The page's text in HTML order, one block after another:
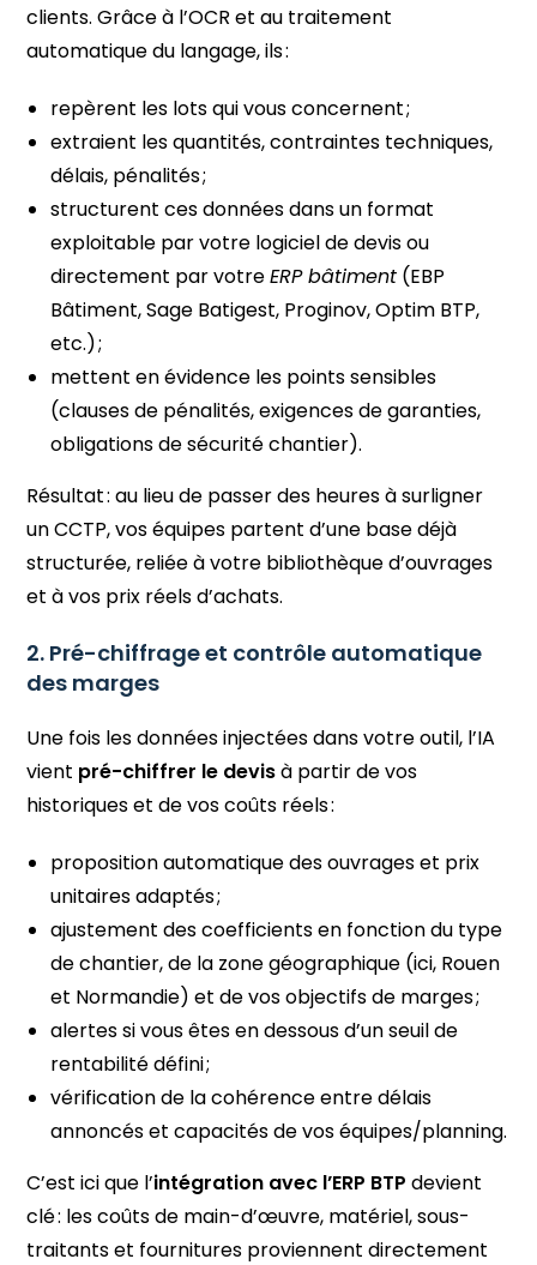
clients. Grâce à l’OCR et au traitement
automatique du langage, ils :
repèrent les lots qui vous concernent ;
extraient les quantités, contraintes techniques,
délais, pénalités ;
structurent ces données dans un format
exploitable par votre logiciel de devis ou
directement par votreERP bâtiment (EBP
Bâtiment, Sage Batigest, Proginov, Optim BTP,
etc.) ;
mettent en évidence les points sensibles
(clauses de pénalités, exigences de garanties,
obligations de sécurité chantier).
Résultat : au lieu de passer des heures à surligner
un CCTP, vos équipes partent d’une base déjà
structurée, reliée à votre bibliothèque d’ouvrages
et à vos prix réels d’achats.
2. Pré-chiffrage et contrôle automatique
des marges
Une fois les données injectées dans votre outil, l’IA
vient pré-chiffrer le devisà partir de vos
historiques et de vos coûts réels :
proposition automatique des ouvrages et prix
unitaires adaptés ;
ajustement des coefficients en fonction du type
de chantier, de la zone géographique (ici, Rouen
et Normandie) et de vos objectifs de marges ;
alertes si vous êtes en dessous d’un seuil de
rentabilité défini ;
vérification de la cohérence entre délais
annoncés et capacités de vos équipes/planning.
C’est ici que l’intégration avec l’ERP BTP devient
clé : les coûts de main-d’œuvre, matériel, sous-
traitants et fournitures proviennent directement